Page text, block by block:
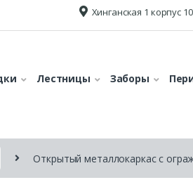
Хинганская 1 корпус 10
Лестницы Заборы
Открытый металлокаркас с